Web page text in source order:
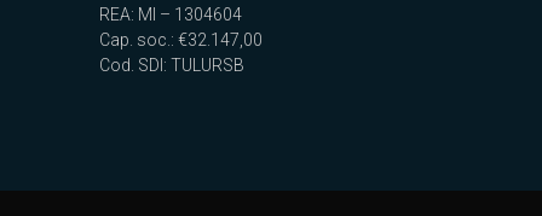
REA: MI – 1304604
Cap. soc.: €32.147,00
Cod. SDI: TULURSB